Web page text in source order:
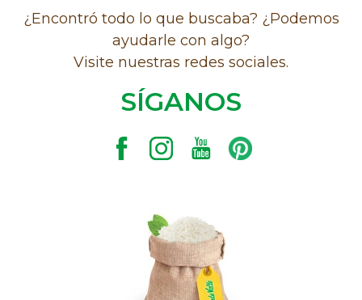
¿Encontró todo lo que buscaba? ¿Podemos
ayudarle con algo?
Visite nuestras redes sociales.
SÍGANOS